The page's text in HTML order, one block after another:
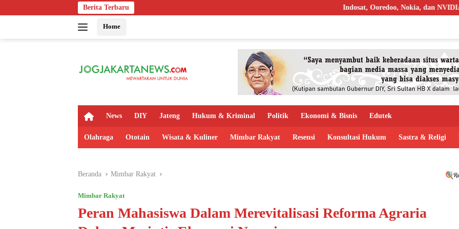
ke
Berita Terbaru Indosat, Ooredoo, Nokia, dan NVIDIA Luncurkan
Home
H
m
News DIY Jateng Hukum & Kriminal Politik Ekonomi & Bisnis Edutek
Olahraga Ototain Wisata & Kuliner Mimbar Rakyat Resensi Konsultasi Hukum Sastra & Religi
Beranda Mimbar Rakyat
Mimbar Rakyat
Peran Mahasiswa Dalam Merevitalisasi Reforma Agraria